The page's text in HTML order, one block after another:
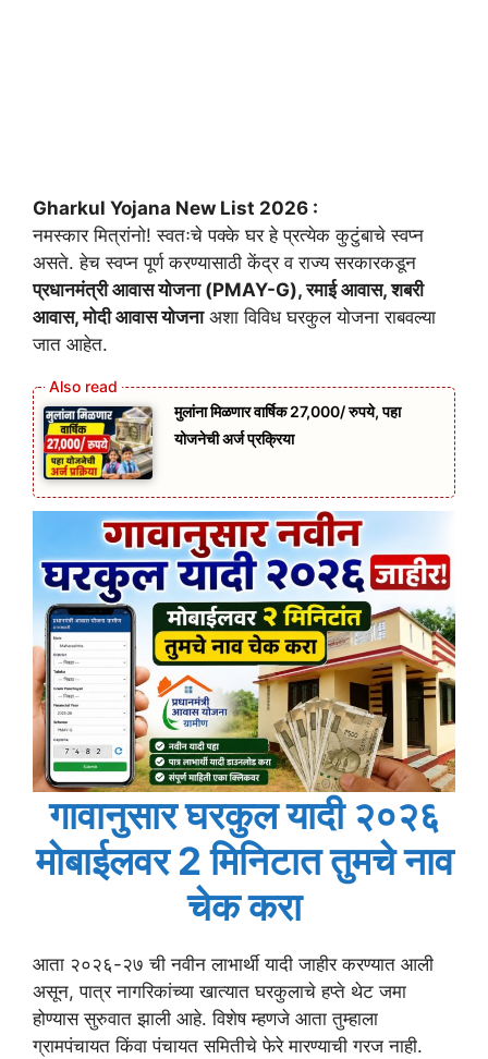
Gharkul Yojana New List 2026 :
नमस्कार मित्रांनो! स्वतःचे पक्के घर हे प्रत्येक कुटुंबाचे स्वप्न
असते. हेच स्वप्न पूर्ण करण्यासाठी केंद्र व राज्य सरकारकडून
प्रधानमंत्री आवास योजना (PMAY-G), रमाई आवास, शबरी
आवास, मोदी आवास योजनाअशा विविध घरकुल योजना राबवल्या
जात आहेत.
मुलांना मिळणार वार्षिक 27,000/ रुपये, पहा
योजनेची अर्ज प्रक्रिया
गावानुसार घरकुल यादी २०२६
मोबाईलवर 2 मिनिटात तुमचे नाव
चेक करा
आता २०२६-२७ ची नवीन लाभार्थी यादी जाहीर करण्यात आली
असून, पात्र नागरिकांच्या खात्यात घरकुलाचे हप्ते थेट जमा
होण्यास सुरुवात झाली आहे. विशेष म्हणजे आता तुम्हाला
ग्रामपंचायत किंवा पंचायत समितीचे फेरे मारण्याची गरज नाही.